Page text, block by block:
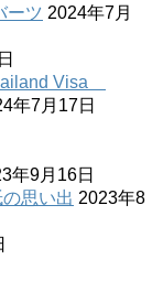
ーツ 2024年7月
Visa
年7月17日
年9月16日
思い出 2023年8